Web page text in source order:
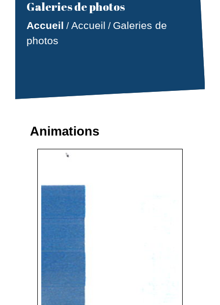
Galeries de photos
Accueil /Accueil / Galeries de
photos
Animations